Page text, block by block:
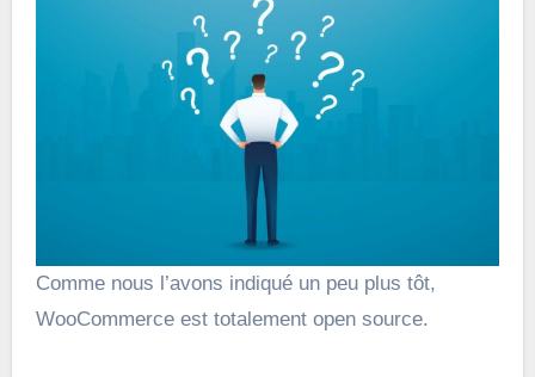
Comme nous l’avons indiqué un peu plus tôt,
WooCommerce est totalement open source.